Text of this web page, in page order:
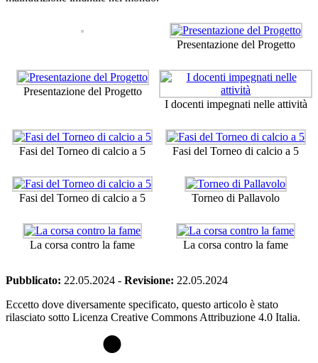
Presentazione del Progetto
Presentazione del Progetto
I docenti impegnati nelle attività
Fasi del Torneo di calcio a 5 Fasi del Torneo di calcio a 5
Fasi del Torneo di calcio a 5 Torneo di Pallavolo
La corsa contro la fame La corsa contro la fame
Pubblicato: 22.05.2024 - Revisione: 22.05.2024
Eccetto dove diversamente specificato, questo articolo è stato
rilasciato sotto Licenza Creative Commons Attribuzione 4.0 Italia.